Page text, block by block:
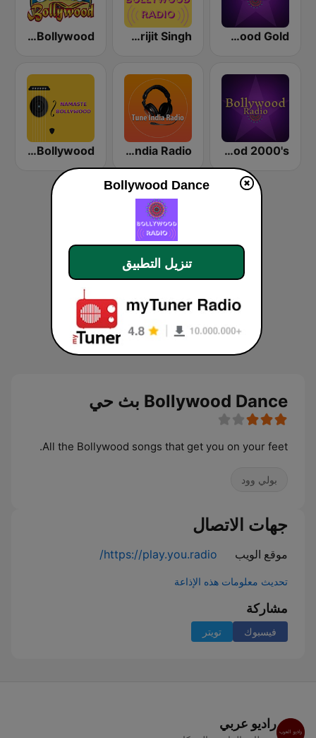
Bollywood Gold
Bollywood Arijit Singh
Retro Bollywood
Bollywood 2000's
Tune India Radio
Namaste Bollywood
Bollywood Dance بث حي
All the Bollywood songs that get you on your feet.
بولي وود
جهات الاتصال
موقع الويب https://play.you.radio/
تحديث معلومات هذه الإذاعة
مشاركة
فيسبوك تويتر
راديو عربي
Bollywood Dance
تنزيل التطبيق